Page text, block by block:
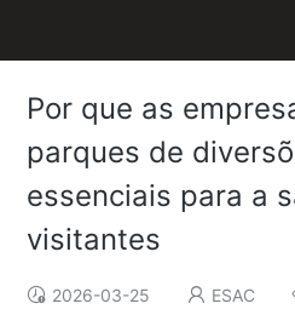
Por que as
parques de
essenciais para a
visitantes
2026-03-25 ESAC